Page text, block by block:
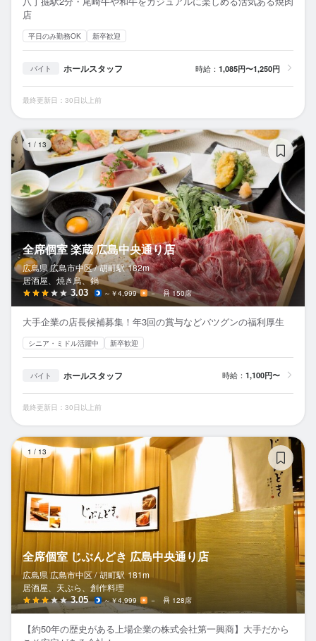
店
平日のみ勤務OK 新卒歓迎
バイト ホールスタッフ 時給： 1,085円〜1,250円
最終更新日：30日以上前
1 / 13
全席個室 楽蔵 広島中央通り店
広島県 広島市中区 / 胡町駅 182m
居酒屋、焼き鳥、鍋
3.03 ～￥4,999 － 150席
大手企業の店長候補募集！年3回の賞与などバツグンの福利厚生
シニア・ミドル活躍中 新卒歓迎
バイト ホールスタッフ 時給： 1,100円〜
最終更新日：30日以上前
1 / 13
全席個室 じぶんどき 広島中央通り店
広島県 広島市中区 / 胡町駅 181m
居酒屋、天ぷら、創作料理
3.05 ～￥4,999 － 128席
【約50年の歴史がある上場企業の株式会社第一興商】大手だから